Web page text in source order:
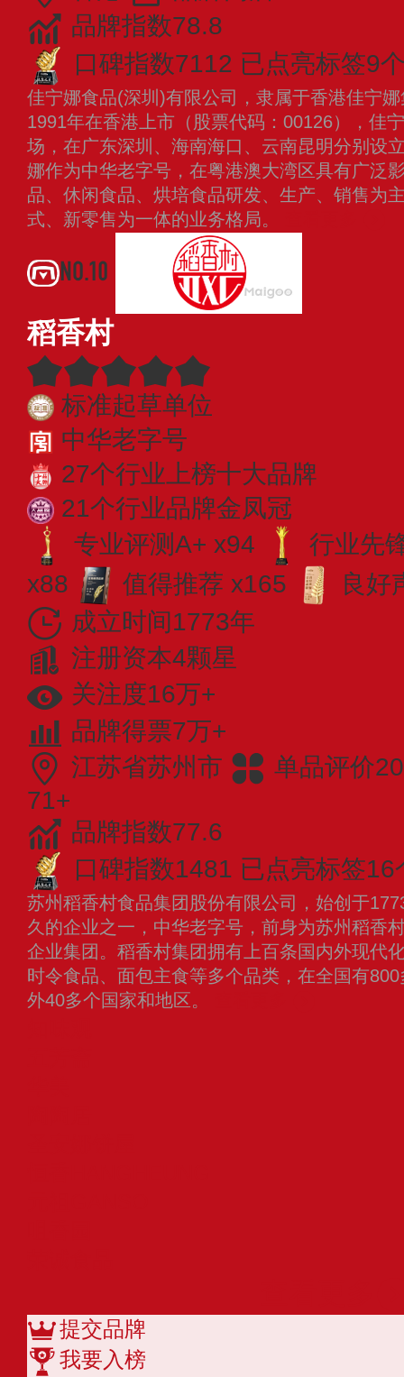
品牌指数78.8
口碑指数7112 已点亮标签9
佳宁娜食品(深圳)有限公司，隶属于香港佳宁
1991年在香港上市（股票代码：00126），佳
场，在广东深圳、海南海口、云南昆明分别设
娜作为中华老字号，在粤港澳大湾区具有广泛
品、休闲食品、烘培食品研发、生产、销售为
式、新零售为一体的业务格局。
NO.10
稻香村
标准起草单位
中华老字号
27个行业上榜十大品牌
21个行业品牌金凤冠
专业评测A+ x94
行业先
x88
值得推荐 x165
良好
成立时间1773年
注册资本4颗星
关注度16万+
品牌得票7万+
江苏省苏州市
单品评价
71+
品牌指数77.6
口碑指数1481 已点亮标签16
苏州稻香村食品集团股份有限公司，始创于
久的企业之一，中华老字号，前身为苏州稻香
企业集团。稻香村集团拥有上百条国内外现代
时令食品、面包主食等多个品类，在全国有
外40多个国家和地区。
提交品牌
我要入榜